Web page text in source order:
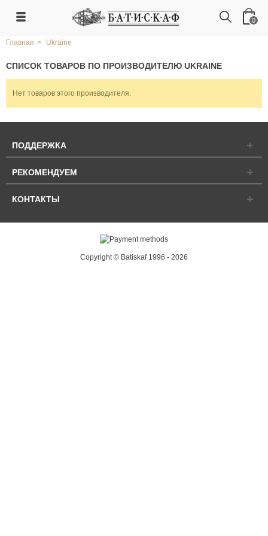
0
Главная > Ukraine
СПИСОК ТОВАРОВ ПО ПРОИЗВОДИТЕЛЮ UKRAINE
Нет товаров этого производителя.
ПОДДЕРЖКА
РЕКОМЕНДУЕМ
КОНТАКТЫ
Copyright © Batiskaf 1996 - 2026